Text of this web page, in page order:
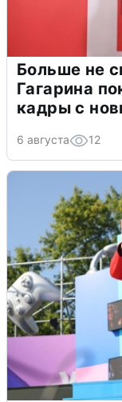
Больше не
Гагарина
кадры с
6 августа 12